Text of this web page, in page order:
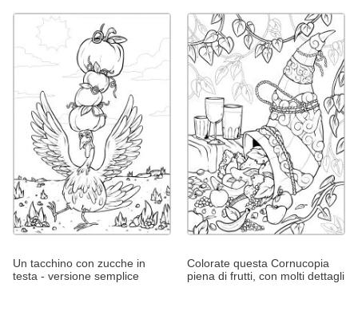
Un tacchino con zucche in
testa - versione semplice
Colorate questa Cornucopia
piena di frutti, con molti dettagli